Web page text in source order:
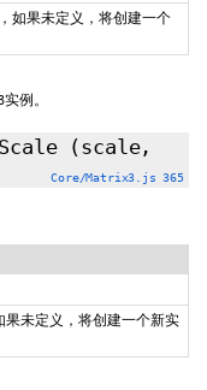
如果未定义，将创建一个
例。
(scale,
Core/Matrix3.js 365
果未定义，将创建一个新实